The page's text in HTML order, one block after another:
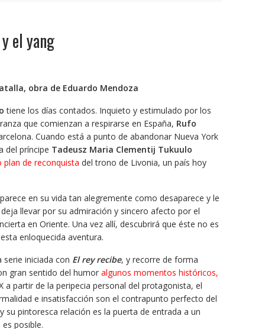
el yang
obra de Eduardo Mendoza
tiene los días contados. Inquieto y estimulado por los
que comienzan a respirarse en España, Rufo
Cuando está a punto de abandonar Nueva York
del príncipe Tadeusz Maria Clementij Tukuulo
plan de reconquista del trono de Livonia, un país hoy
en su vida tan alegremente como desaparece y le
llevar por su admiración y sincero afecto por el
en Oriente. Una vez allí, descubrirá que éste no es
enloquecida aventura.
iniciada con El rey recibe, y recorre de forma
gran sentido del humor algunos momentos históricos,
a partir de la peripecia personal del protagonista, el
e insatisfacción son el contrapunto perfecto del
su pintoresca relación es la puerta de entrada a un
posible.